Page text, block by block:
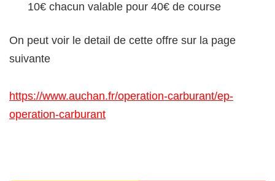
10€ chacun valable pour 40€ de course
On peut voir le detail de cette offre sur la page
suivante
https://www.auchan.fr/operation-carburant/ep-
operation-carburant